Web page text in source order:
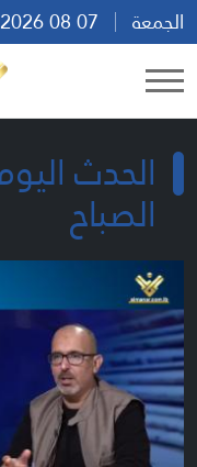
الجمعة
الحدث
الصباح